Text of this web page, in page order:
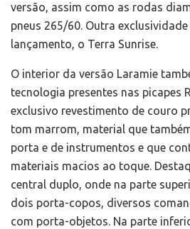
versão, assim como as rodas
pneus 265/60. Outra
lançamento, o Terra Sunrise.
O interior da versão Laramie
tecnologia presentes nas picapes
exclusivo revestimento de couro
tom marrom, material que
porta e de instrumentos e que
materiais macios ao toque.
central duplo, onde na parte
dois porta-copos, diversos
com porta-objetos. Na parte